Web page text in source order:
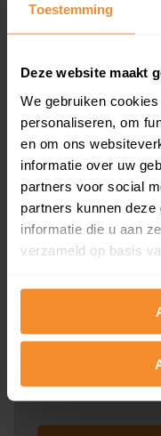
Toestemming
Deze website maakt
We gebruiken
personaliseren, om
en om ons
informatie over uw
partners voor social
partners kunnen
informatie die u aan
verzameld op basis
en koopdatum)
inclusief een jaar
Bekijk
Direct
Kadastrale
Alleen globale
omliggende
dit inclusief de